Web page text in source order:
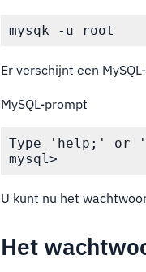
Er verschijnt een
MySQL-prompt
Type 'help;' or
U kunt nu het
Het